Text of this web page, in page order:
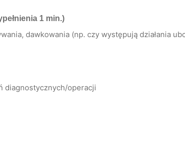
1 min.)
dawkowania (np. czy występują działania
diagnostycznych/operacji